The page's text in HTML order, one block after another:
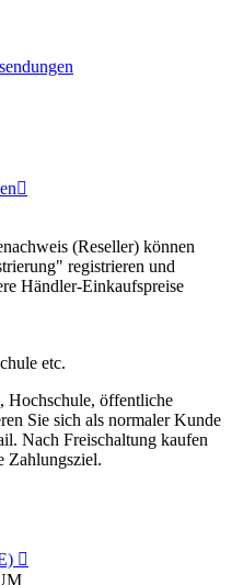

(Reseller) können
registrieren und
Händler-Einkaufspreise
etc.
Hochschule, öffentliche
Sie sich als normaler Kunde
Nach Freischaltung kaufen
Zahlungsziel.
